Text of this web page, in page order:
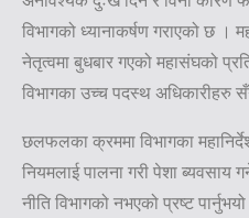
विभागको ध्यानाकर्षण गराएको छ ।
नेतृत्वमा बुधबार गएको महासंघको
विभागका उच्च पदस्थ अधिकारीहरु
छलफलका क्रममा विभागका
नियमलाई पालना गरी पेशा ब्यवसाय
नीति विभागको नभएको प्रष्ट